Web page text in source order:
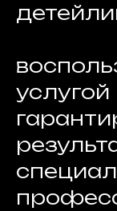
услугой